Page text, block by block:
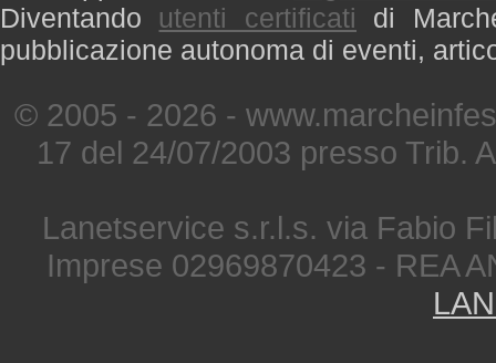
Diventando utenti certificati di
pubblicazione autonoma di eventi,
© 2005 - 2026 -
17 del 24/07/2003 presso Trib.
Lanetservice s.r.l.s. via Fabio
Imprese 02969870423 - REA